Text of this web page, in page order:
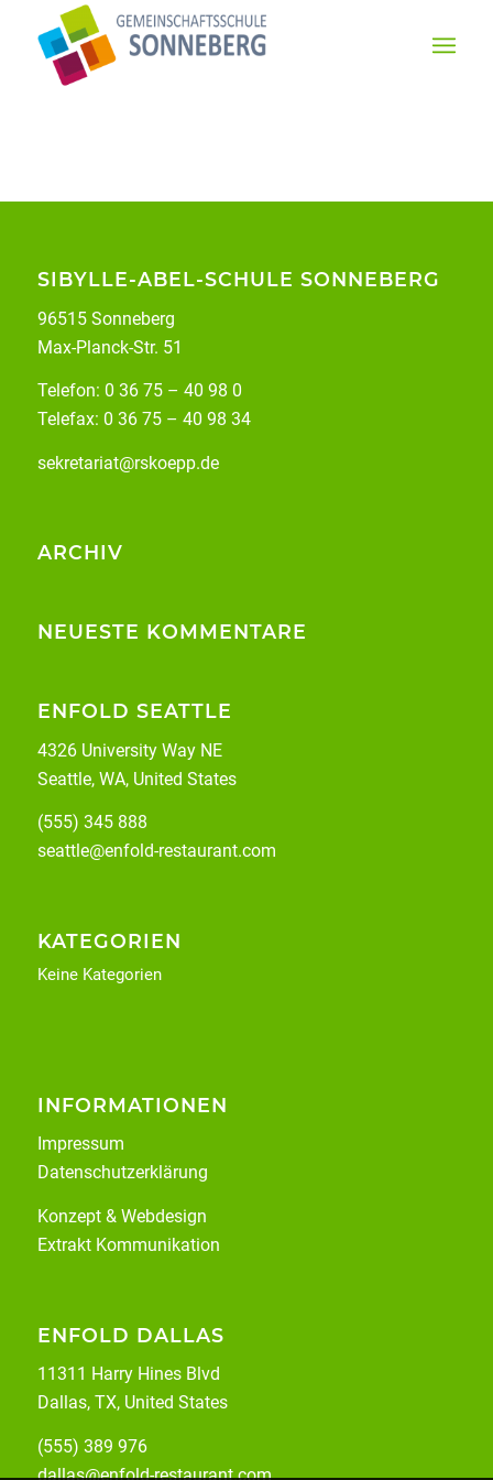
SIBYLLE-ABEL-SCHULE SONNEBERG
96515 Sonneberg
Max-Planck-Str. 51
Telefon: 0 36 75 – 40 98 0
Telefax: 0 36 75 – 40 98 34
sekretariat@rskoepp.de
ARCHIV
NEUESTE KOMMENTARE
ENFOLD SEATTLE
4326 University Way NE
Seattle, WA, United States
(555) 345 888
seattle@enfold-restaurant.com
KATEGORIEN
Keine Kategorien
INFORMATIONEN
Impressum
Datenschutzerklärung
Konzept & Webdesign
Extrakt Kommunikation
ENFOLD DALLAS
11311 Harry Hines Blvd
Dallas, TX, United States
(555) 389 976
dallas@enfold-restaurant.com